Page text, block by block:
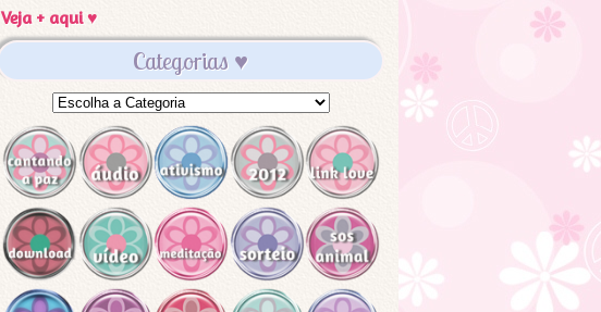
Veja + aqui ♥
Categorias ♥